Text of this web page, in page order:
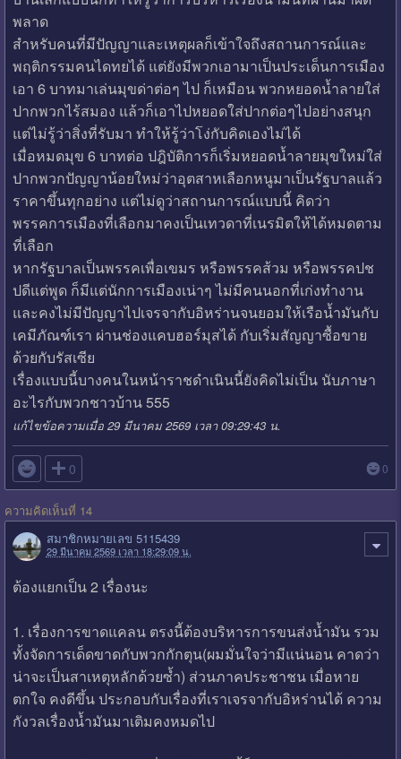
พลาด
สำหรับคนที่มีปัญญาและเหตุผลก็เข้าใจถึงสถานการณ์และ
พฤติกรรมคนไดทยได้ แต่ยังมีพวกเอามาเป็นประเด็นการเมือง
เอา 6 บาทมาเล่นมุขด่าต่อๆ ไป ก็เหมือน พวกหยอดน้ำลายใส่
ปากพวกไร้สมอง แล้วก็เอาไปหยอดใส่ปากต่อๆไปอย่างสนุก
แต่ไม่รู้ว่าสิ่งที่รับมา ทำให้รู้ว่าโง่กับคิดเองไม่ได้
เมื่อหมดมุข 6 บาทต่อ ปฎิบัติการก็เริ่มหยอดน้ำลายมุขใหม่ใส่
ปากพวกปัญญาน้อยใหม่ว่าอุตสาหเลือกหนูมาเป็นรัฐบาลแล้ว
ราคาขึ้นทุกอย่าง แต่ไม่ดูว่าสถานการณ์แบบนี้ คิดว่า
พรรคการเมืองที่เลือกมาคงเป็นเทวดาที่เนรมิตให้ได้หมดตาม
ที่เลือก
หากรัฐบาลเป็นพรรคเพื่อเขมร หรือพรรคส้วม หรือพรรคปช
ปดีแต่พูด ก็มีแต่นักการเมืองเน่าๆ ไม่มีคนนอกที่เก่งทำงาน
และคงไม่มีปัญญาไปเจรจากับอิหร่านจนยอมให้เรือน้ำมันกับ
เคมีภัณฑ์เรา ผ่านช่องแคบฮอร์มุสได้ กับเริ่มสัญญาซื้อขาย
ด้วยกับรัสเซีย
เรื่องแบบนี้บางคนในหน้าราชดำเนินนี้ยังคิดไม่เป็น นับภาษา
อะไรกับพวกชาวบ้าน 555
แก้ไขข้อความเมื่อ 29 มีนาคม 2569 เวลา 09:29:43 น.
 0 0
ความคิดเห็นที่ 14
สมาชิกหมายเลข 5115439
29 มีนาคม 2569 เวลา 18:29:09 น.
ต้องแยกเป็น 2 เรื่องนะ
1. เรื่องการขาดแคลน ตรงนี้ต้องบริหารการขนส่งน้ำมัน รวม
ทั้งจัดการเด็ดขาดกับพวกกักตุน(ผมมั่นใจว่ามีแน่นอน คาดว่า
น่าจะเป็นสาเหตุหลักด้วยซ้ำ) ส่วนภาคประชาชน เมื่อหาย
ตกใจ คงดีขึ้น ประกอบกับเรื่องที่เราเจรจากับอิหร่านได้ ความ
กังวลเรื่องน้ำมันมาเติมคงหมดไป